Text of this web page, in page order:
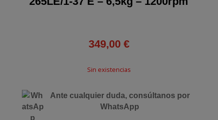
349,00 €
Sin existencias
Ante cualquier duda, consúltanos por
WhatsApp